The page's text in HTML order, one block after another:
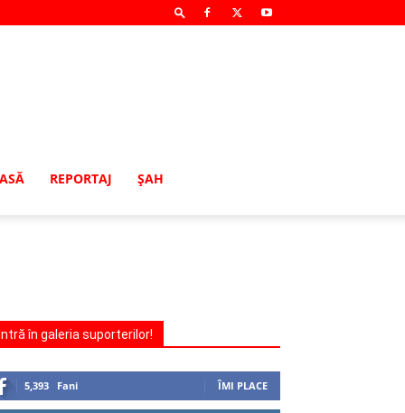
REPORTAJ ŞAH
în galeria suporterilor!
5,393 Fani ÎMI PLACE